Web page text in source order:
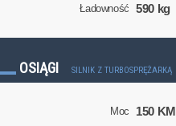
Ładowność 590 kg
OSIĄGI SILNIK Z TURBOSPRĘŻARKĄ
Moc 150 KM